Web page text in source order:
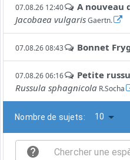
07.08.26 12:40 A nouveau
Jacobaea vulgarisGaertn.
07.08.26 08:43 Bonnet
07.08.26 06:16 Petite
Russula sphagnicola R.Socha
Nombre de sujets: 10